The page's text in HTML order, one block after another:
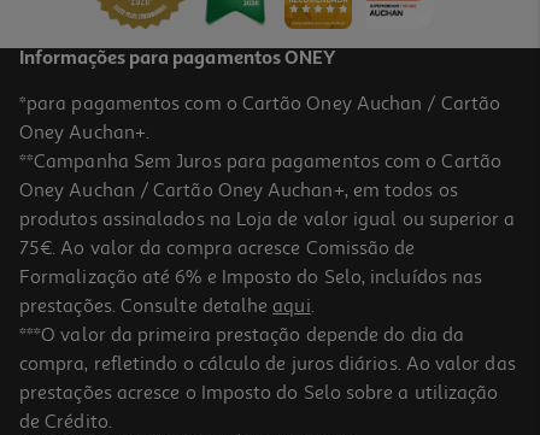
Gin Tonico Bombay Sapphire Lata 0.25l (sdr)
11.96 €/Lt
2,99 €
Informações para pagamentos ONEY
*para pagamentos com o Cartão Oney Auchan / Cartão
Oney Auchan+.
**Campanha Sem Juros para pagamentos com o Cartão
Oney Auchan / Cartão Oney Auchan+, em todos os
produtos assinalados na Loja de valor igual ou superior a
75€. Ao valor da compra acresce Comissão de
Formalização até 6% e Imposto do Selo, incluídos nas
prestações. Consulte detalhe aqui.
***O valor da primeira prestação depende do dia da
compra, refletindo o cálculo de juros diários. Ao valor das
prestações acresce o Imposto do Selo sobre a utilização
de Crédito.